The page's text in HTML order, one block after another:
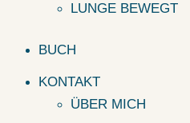
LUNGE BEWEGT
BUCH
KONTAKT
ÜBER MICH